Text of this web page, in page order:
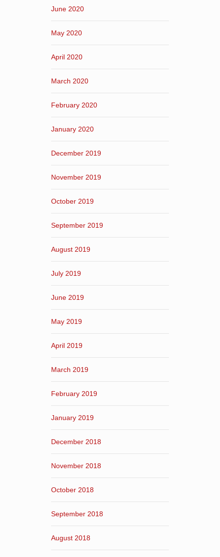
June 2020
May 2020
April 2020
March 2020
February 2020
January 2020
December 2019
November 2019
October 2019
September 2019
August 2019
July 2019
June 2019
May 2019
April 2019
March 2019
February 2019
January 2019
December 2018
November 2018
October 2018
September 2018
August 2018